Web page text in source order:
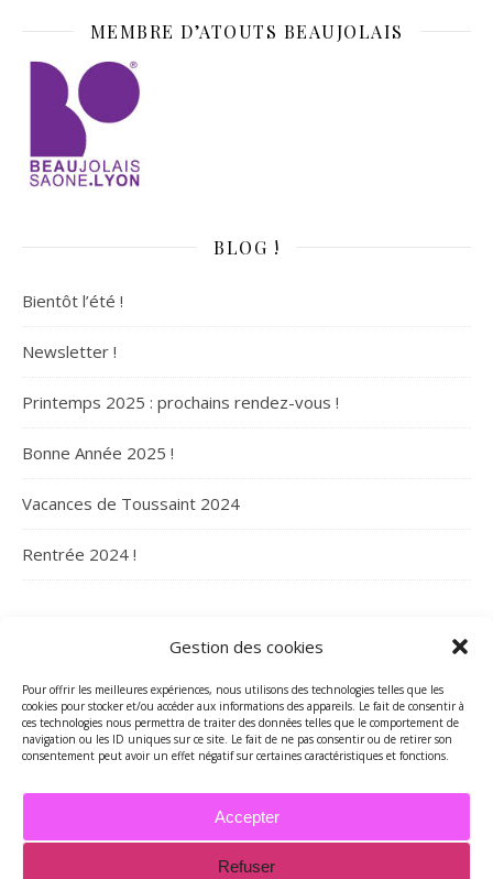
Gestion des cookies
Pour offrir les meilleures expériences, nous utilisons des technologies telles que les
cookies pour stocker et/ou accéder aux informations des appareils. Le fait de consentir à
ces technologies nous permettra de traiter des données telles que le comportement de
navigation ou les ID uniques sur ce site. Le fait de ne pas consentir ou de retirer son
consentement peut avoir un effet négatif sur certaines caractéristiques et fonctions.
Accepter
Refuser
MEMBRE D’ATOUTS BEAUJOLAIS
BLOG !
Bientôt l’été !
Newsletter !
Printemps 2025 : prochains rendez-vous !
Bonne Année 2025 !
Vacances de Toussaint 2024
Rentrée 2024 !
ARCHIVES
Archives